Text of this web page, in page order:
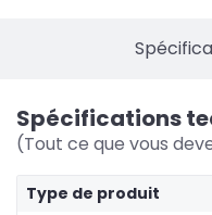
Spécifications
(Tout ce que vous
Type de produit